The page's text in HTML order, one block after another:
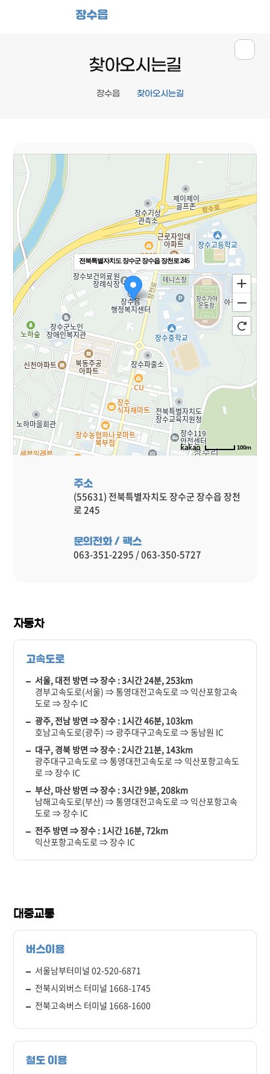
장수읍
찾아오시는길
장수읍 찾아오시는길
전북특별자치도 장수군 장수읍 장천로 245
100m
주소
(55631) 전북특별자치도 장수군 장수읍 장천
로 245
문의전화 / 팩스
063-351-2295 / 063-350-5727
자동차
고속도로
서울, 대전 방면 ⇒ 장수 : 3시간 24분, 253km
경부고속도로(서울) ⇒ 통영대전고속도로 ⇒ 익산포항고속
도로 ⇒ 장수 IC
광주, 전남 방면 ⇒ 장수 : 1시간 46분, 103km
호남고속도로(광주) ⇒ 광주대구고속도로 ⇒ 동남원 IC
대구, 경북 방면 ⇒ 장수 : 2시간 21분, 143km
광주대구고속도로 ⇒ 통영대전고속도로 ⇒ 익산포항고속도
로 ⇒ 장수 IC
부산, 마산 방면 ⇒ 장수 : 3시간 9분, 208km
남해고속도로(부산) ⇒ 통영대전고속도로 ⇒ 익산포항고속
도로 ⇒ 장수 IC
전주 방면 ⇒ 장수 : 1시간 16분, 72km
익산포항고속도로 ⇒ 장수 IC
대중교통
버스이용
서울남부터미널 02-520-6871
전북시외버스 터미널 1668-1745
전북고속버스 터미널 1668-1600
철도 이용